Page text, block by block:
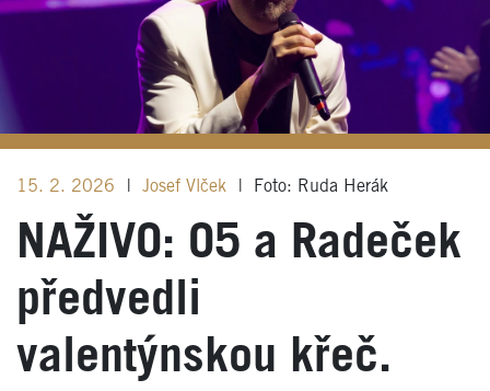
15. 2. 2026 Josef Vlček Foto: Ruda Herák
NAŽIVO: O5 a Radeček
předvedli
valentýnskou křeč.